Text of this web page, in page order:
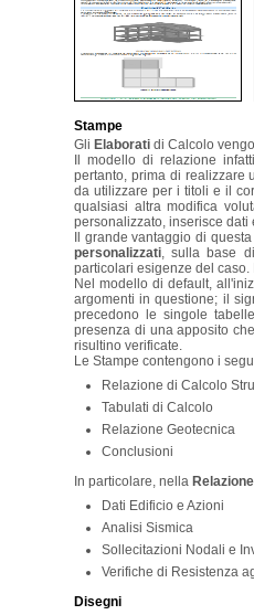
Stampe
Gli Elaborati di Calcolo
Il modello di relazione
pertanto, prima di realizzare
da utilizzare per i titoli e il
qualsiasi altra modifica
personalizzato, inserisce
Il grande vantaggio di
personalizzati, sulla base
particolari esigenze del
Nel modello di default,
argomenti in questione; il
precedono le singole
presenza di una apposito
risultino verificate.
Le Stampe contengono i
Relazione di Calcolo
Tabulati di Calcolo
Relazione Geotecnica
Conclusioni
In particolare, nella
Dati Edificio e Azioni
Analisi Sismica
Sollecitazioni Nodali e
Verifiche di Resistenza
Disegni